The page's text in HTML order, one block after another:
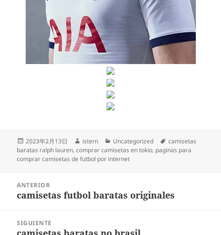
Publicado
el
2023年2月13日 Autor
istern Categorías
Uncategorized Etiquetas
camisetas
baratas ralph lauren,comprar camisetas en tokio, paginas para
comprar camisetas de futbol por internet
entradas
ANTERIOR
Entrada
camisetas futbol baratas originales
SIGUIENTE
Entrada